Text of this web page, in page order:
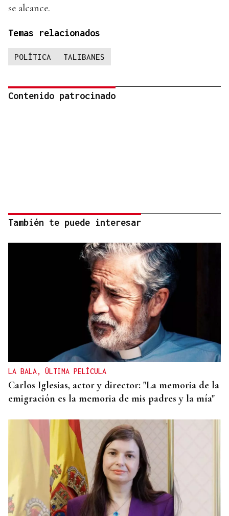
se alcance.
Temas relacionados
POLÍTICA TALIBANES
Contenido patrocinado
También te puede interesar
LA BALA, ÚLTIMA PELÍCULA
Carlos Iglesias, actor y director: "La memoria de la
emigración es la memoria de mis padres y la mía"